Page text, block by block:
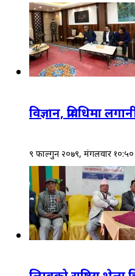
विज्ञान, प्रविधिमा
९ फाल्गुन २०७९, मंगलवार १०:५०